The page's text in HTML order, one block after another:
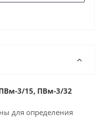
3/15, ПВм-3/32
для определения